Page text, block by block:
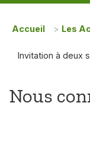
Accueil > Les
Invitation à deux
Nous